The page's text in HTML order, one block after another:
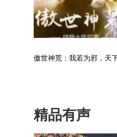
精品有声